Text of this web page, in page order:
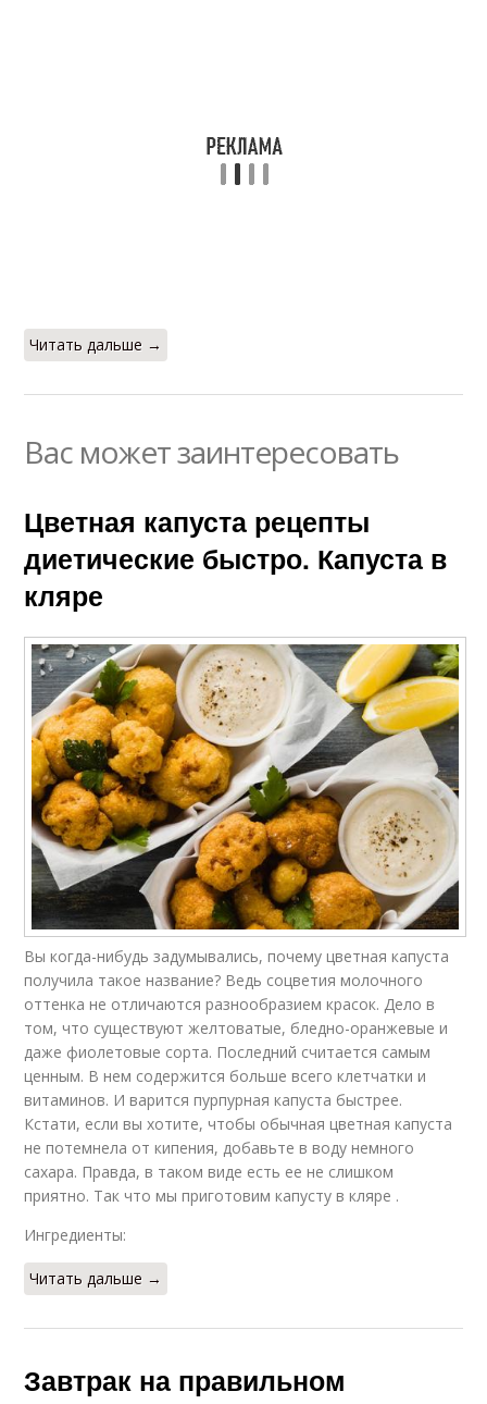
Читать дальше →
Вас может заинтересовать
Цветная капуста рецепты
диетические быстро. Капуста в
кляре
Вы когда-нибудь задумывались, почему цветная капуста
получила такое название? Ведь соцветия молочного
оттенка не отличаются разнообразием красок. Дело в
том, что существуют желтоватые, бледно-оранжевые и
даже фиолетовые сорта. Последний считается самым
ценным. В нем содержится больше всего клетчатки и
витаминов. И варится пурпурная капуста быстрее.
Кстати, если вы хотите, чтобы обычная цветная капуста
не потемнела от кипения, добавьте в воду немного
сахара. Правда, в таком виде есть ее не слишком
приятно. Так что мы приготовим капусту в кляре .
Ингредиенты:
Читать дальше →
Завтрак на правильном